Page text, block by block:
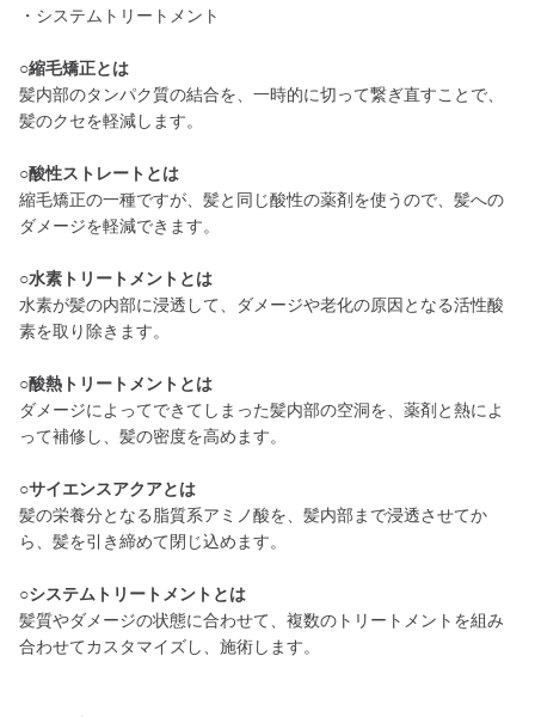
・システムトリートメント
○縮毛矯正とは
髪内部のタンパク質の結合を、一時的に切って繋ぎ直すことで、
髪のクセを軽減します。
○酸性ストレートとは
縮毛矯正の一種ですが、髪と同じ酸性の薬剤を使うので、髪への
ダメージを軽減できます。
○水素トリートメントとは
水素が髪の内部に浸透して、ダメージや老化の原因となる活性酸
素を取り除きます。
○酸熱トリートメントとは
ダメージによってできてしまった髪内部の空洞を、薬剤と熱によ
って補修し、髪の密度を高めます。
○サイエンスアクアとは
髪の栄養分となる脂質系アミノ酸を、髪内部まで浸透させてか
ら、髪を引き締めて閉じ込めます。
○システムトリートメントとは
髪質やダメージの状態に合わせて、複数のトリートメントを組み
合わせてカスタマイズし、施術します。